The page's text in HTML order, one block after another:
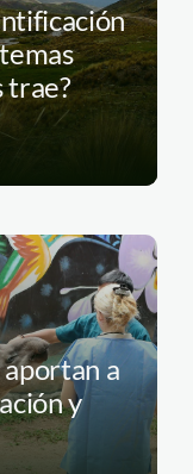
trae?
a
y